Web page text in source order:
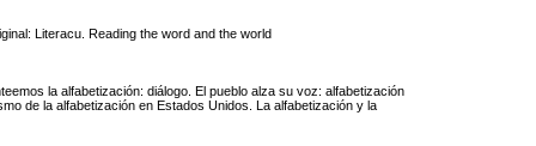
Literacu. Reading the word and the world
la alfabetización: diálogo. El pueblo alza su voz: alfabetización
de la alfabetización en Estados Unidos. La alfabetización y la